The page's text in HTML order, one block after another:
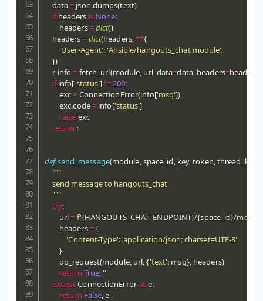
    data
= json.dumps(text)
if headers is None:
        headers
=dict()
    headers
= dict(headers,**{
'User-Agent':'Ansible/hangouts_chat module',
})
    r
, info = fetch_url(module, url, data=data, headers=headers
if info['status'] !=200:
        exc
= ConnectionError(info['msg'])
        exc
.code = info['status']
raise exc
return r
defsend_message(module, space_id, key, token, thread_key
"""
    send message to hangouts_chat
    """
try:
        url
= f'{HANGOUTS_CHAT_ENDPOINT}/{space_id}/
        headers
={
'Content-Type':'application/json; charset=UTF-8'
}
        do_request
(module, url,{'text': msg}, headers)
return True,''
except ConnectionError as e:
return False, e